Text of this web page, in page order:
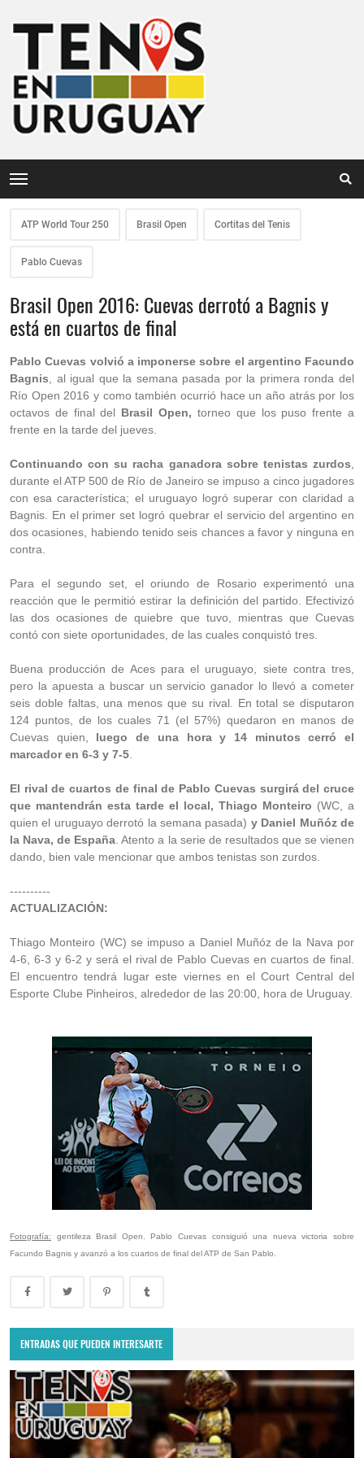
ATP World Tour 250 Brasil Open Cortitas del Tenis
Pablo Cuevas
Brasil Open 2016: Cuevas derrotó a Bagnis y
está en cuartos de final
Pablo Cuevas volvió a imponerse sobre el argentino Facundo
Bagnis , al igual que la semana pasada por la primera ronda del
Río Open 2016 y como también ocurrió hace un año atrás por los
octavos de final del Brasil Open, torneo que los puso frente a
frente en la tarde del jueves.
Continuando con su racha ganadora sobre tenistas zurdos
durante el ATP 500 de Río de Janeiro se impuso a cinco jugadores
con esa característica; el uruguayo logró superar con claridad a
Bagnis. En el primer set logró quebrar el servicio del argentino en
dos ocasiones, habiendo tenido seis chances a favor y ninguna en
contra.
Para el segundo set, el oriundo de Rosario experimentó una
reacción que le permitió estirar la definición del partido. Efectivizó
las dos ocasiones de quiebre que tuvo, mientras que Cuevas
contó con siete oportunidades, de las cuales conquistó tres.
Buena producción de Aces para el uruguayo, siete contra tres,
pero la apuesta a buscar un servicio ganador lo llevó a cometer
seis doble faltas, una menos que su rival. En total se disputaron
124 puntos, de los cuales 71 (el 57%) quedaron en manos de
Cuevas quien, luego de una hora y 14 minutos cerró el
marcador en 6-3 y 7-5
El rival de cuartos de final de Pablo Cuevas surgirá del cruce
que mantendrán esta tarde el local, Thiago Monteiro (WC, a
quien el uruguayo derrotó la semana pasada) y Daniel Muñóz de
la Nava, de España . Atento a la serie de resultados que se vienen
dando, bien vale mencionar que ambos tenistas son zurdos.
----------
ACTUALIZACIÓN:
Thiago Monteiro (WC) se impuso a Daniel Muñóz de la Nava por
4-6, 6-3 y 6-2 y será el rival de Pablo Cuevas en cuartos de final.
El encuentro tendrá lugar este viernes en el Court Central del
Esporte Clube Pinheiros, alrededor de las 20:00, hora de Uruguay.
Fotografía: gentileza Brasil Open. Pablo Cuevas consiguió una nueva victoria sobre
Facundo Bagnis y avanzó a los cuartos de final del ATP de San Pablo.
ENTRADAS QUE PUEDEN INTERESARTE